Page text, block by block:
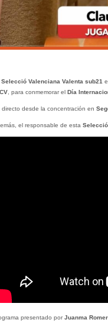
Selecció Valenciana Valenta sub21
, para conmemorar el Día
directo desde la concentración en
el responsable de esta Selecció,
presentado porJuanma